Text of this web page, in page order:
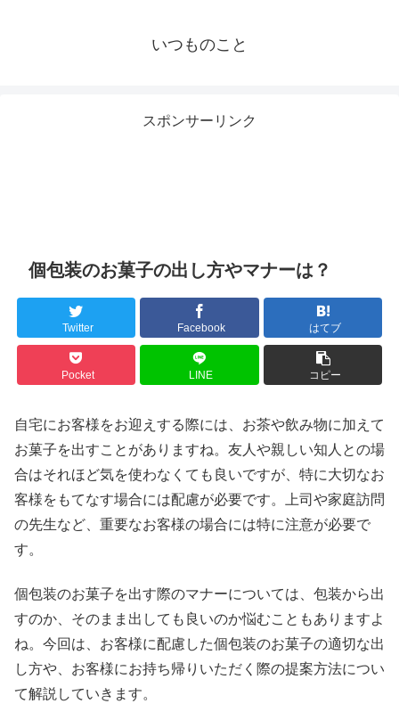
いつものこと
スポンサーリンク
個包装のお菓子の出し方やマナーは？
Twitter Facebook はてブ
Pocket LINE コピー
自宅にお客様をお迎えする際には、お茶や飲み物に加えて
お菓子を出すことがありますね。友人や親しい知人との場
合はそれほど気を使わなくても良いですが、特に大切なお
客様をもてなす場合には配慮が必要です。上司や家庭訪問
の先生など、重要なお客様の場合には特に注意が必要で
す。
個包装のお菓子を出す際のマナーについては、包装から出
すのか、そのまま出しても良いのか悩むこともありますよ
ね。今回は、お客様に配慮した個包装のお菓子の適切な出
し方や、お客様にお持ち帰りいただく際の提案方法につい
て解説していきます。